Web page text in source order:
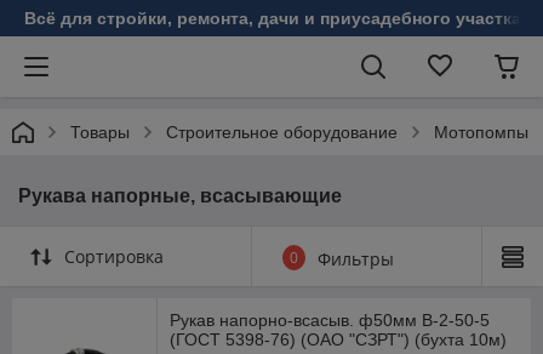
Всё для стройки, ремонта, дачи и приусадебного участка!
Товары Строительное оборудование Мотопомпы
Рукава напорные, всасывающие
Сортировка 0 Фильтры
Рукав напорно-всасыв. ф50мм В-2-50-5
(ГОСТ 5398-76) (ОАО "СЗРТ") (бухта 10м)